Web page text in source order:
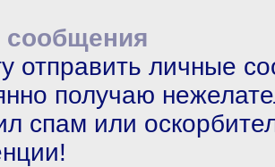
отправить личные
получаю
спам или